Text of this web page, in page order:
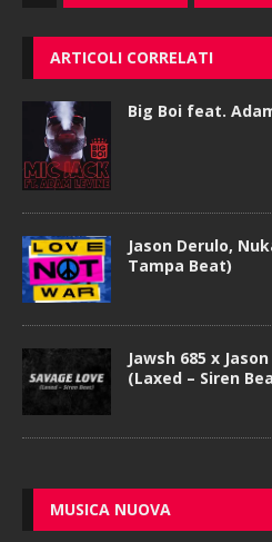
ARTICOLI CORRELATI
Big Boi feat.
Jason Derulo,
Tampa Beat)
Jawsh 685 x
(Laxed – Siren
MUSICA NUOVA